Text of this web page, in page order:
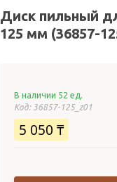
Диск пильный
125 мм (36857-
В наличии 52 ед.
Код: 36857-125_z01
5 050 ₸